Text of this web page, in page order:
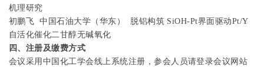
机理研究
初鹏飞
中国石油大学（华东） 脱铝构筑 SiOH-Pt界面驱动Pt/Y
自活化催化二甘醇无碱氧化
四、注册及缴费方式
会议采用中国化工学会线上系统注册，参会人员请登录会议网站